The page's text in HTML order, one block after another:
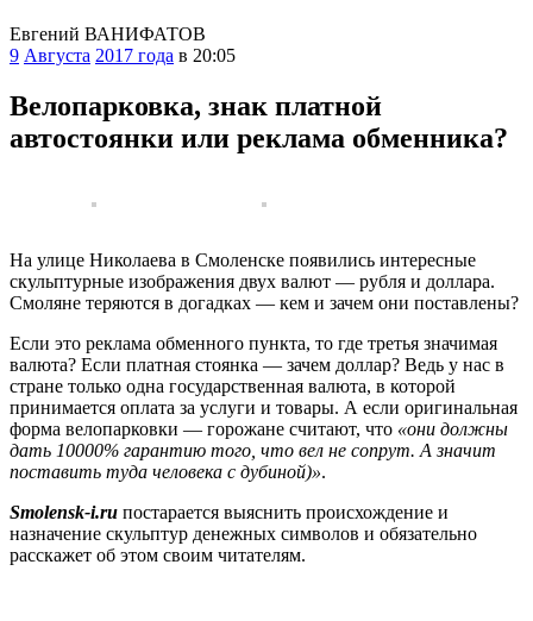
Евгений ВАНИФАТОВ
9 Августа 2017 года в 20:05
Велопарковка, знак платной
автостоянки или реклама обменника?
На улице Николаева в Смоленске появились интересные
скульптурные изображения двух валют — рубля и доллара.
Смоляне теряются в догадках — кем и зачем они поставлены?
Если это реклама обменного пункта, то где третья значимая
валюта? Если платная стоянка — зачем доллар? Ведь у нас в
стране только одна государственная валюта, в которой
принимается оплата за услуги и товары. А если оригинальная
форма велопарковки — горожане считают, что «они должны
дать 10000% гарантию того, что вел не сопрут. А значит
поставить туда человека с дубиной)».
Smolensk-i.ru постарается выяснить происхождение и
назначение скульптур денежных символов и обязательно
расскажет об этом своим читателям.